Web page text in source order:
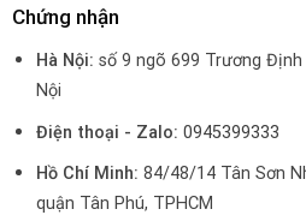
Chứng nhận
Hà Nội:số 9 ngõ 699 Trương
Nội
Điện thoại - Zalo: 0945399333
Hồ Chí Minh: 84/48/14 Tân Sơn
quận Tân Phú, TPHCM